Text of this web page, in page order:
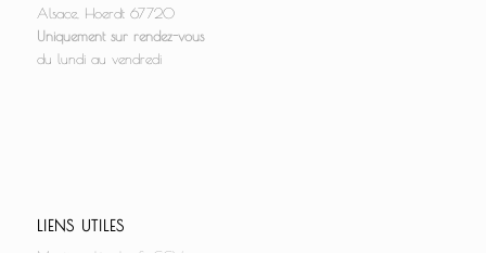
Alsace, Hoerdt 67720
Uniquement sur rendez-vous
du lundi au vendredi
LIENS UTILES